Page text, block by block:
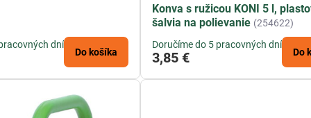
dní
Do košíka
Konva s ružicou KONI 5 l,
šalvia na polievanie (254622)
Doručíme do 5 pracovných dní
3,85 € Do